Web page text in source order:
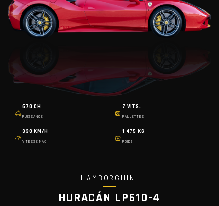
670 CH
PUISSANCE
7 VITS.
PALLETTES
330 KM/H
VITESSE MAX
1 475 KG
POIDS
LAMBORGHINI
HURACÁN LP610-4